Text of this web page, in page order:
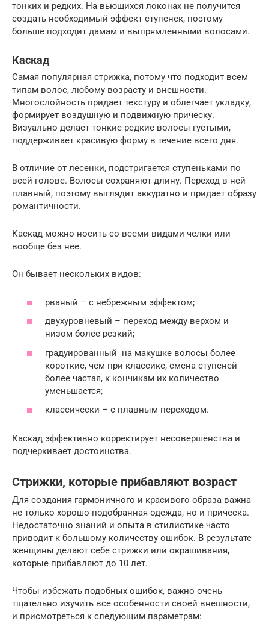
тонких и редких. На вьющихся локонах не получится
создать необходимый эффект ступенек, поэтому
больше подходит дамам и выпрямленными волосами.
Каскад
Самая популярная стрижка, потому что подходит всем
типам волос, любому возрасту и внешности.
Многослойность придает текстуру и облегчает укладку,
формирует воздушную и подвижную прическу.
Визуально делает тонкие редкие волосы густыми,
поддерживает красивую форму в течение всего дня.
В отличие от лесенки, подстригается ступеньками по
всей голове. Волосы сохраняют длину. Переход в ней
плавный, поэтому выглядит аккуратно и придает образу
романтичности.
Каскад можно носить со всеми видами челки или
вообще без нее.
Он бывает нескольких видов:
рваный – с небрежным эффектом;
двухуровневый – переход между верхом и
низом более резкий;
градуированный ­­ на макушке волосы более
короткие, чем при классике, смена ступеней
более частая, к кончикам их количество
уменьшается;
классически – с плавным переходом.
Каскад эффективно корректирует несовершенства и
подчеркивает достоинства.
Стрижки, которые прибавляют возраст
Для создания гармоничного и красивого образа важна
не только хорошо подобранная одежда, но и прическа.
Недостаточно знаний и опыта в стилистике часто
приводит к большому количеству ошибок. В результате
женщины делают себе стрижки или окрашивания,
которые прибавляют до 10 лет.
Чтобы избежать подобных ошибок, важно очень
тщательно изучить все особенности своей внешности,
и присмотреться к следующим параметрам: